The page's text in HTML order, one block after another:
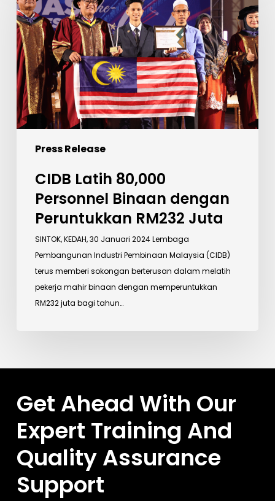
Press Release
80,000
Personnel
Binaan
dengan
Peruntukkan
RM232
Juta
CIDB Latih 80,000
Personnel Binaan dengan
Peruntukkan RM232 Juta
SINTOK, KEDAH, 30 Januari 2024 Lembaga
Pembangunan Industri Pembinaan Malaysia (CIDB)
terus memberi sokongan berterusan dalam melatih
pekerja mahir binaan dengan memperuntukkan
RM232 juta bagi tahun…
Get Ahead With Our
Expert Training And
Quality Assurance
Support